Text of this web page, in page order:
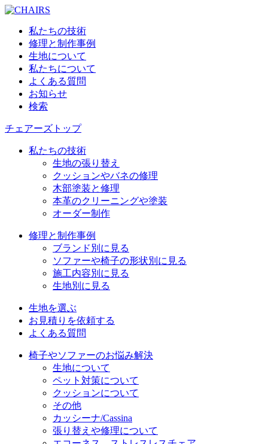
私たちの技術
修理と制作事例
生地について
私たちについて
よくある質問
お知らせ
検索
チェアーズトップ
私たちの技術
生地の張り替え
クッションやバネの修理
木部塗装と修理
本革のクリーニングや塗装
オーダー制作
修理と制作事例
ブランド別に見る
ソファーや椅子の形状別に見る
施工内容別に見る
生地別に見る
生地を選ぶ
お見積りを依頼する
よくある質問
椅子やソファーのお悩み解決
生地について
ペット対策について
クッションについて
その他
カッシーナ/Cassina
張り替えや修理について